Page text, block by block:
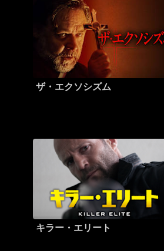
ザ・エクソシズム
キラー・エリート